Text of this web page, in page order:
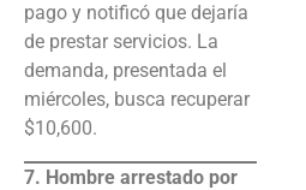
pago y notificó que dejaría
de prestar servicios. La
demanda, presentada el
miércoles, busca recuperar
$10,600.
7. Hombre arrestado por